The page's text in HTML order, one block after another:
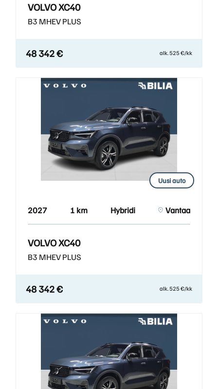
VOLVO XC40
B3 MHEV PLUS
48 342 € alk. 525 €/kk
Uusi auto
2027 1 km Hybridi Vantaa
VOLVO XC40
B3 MHEV PLUS
48 342 € alk. 525 €/kk